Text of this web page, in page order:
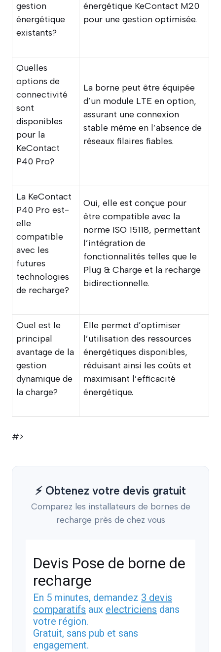
gestion
énergétique
existants?
énergétique KeContact M20
pour une gestion optimisée.
Quelles
options de
connectivité
sont
disponibles
pour la
KeContact
P40 Pro?
La borne peut être équipée
d’un module LTE en option,
assurant une connexion
stable même en l’absence de
réseaux filaires fiables.
La KeContact
P40 Pro est-
elle
compatible
avec les
futures
technologies
de recharge?
Oui, elle est conçue pour
être compatible avec la
norme ISO 15118, permettant
l’intégration de
fonctionnalités telles que le
Plug & Charge et la recharge
bidirectionnelle.
Quel est le
principal
avantage de la
gestion
dynamique de
la charge?
Elle permet d’optimiser
l’utilisation des ressources
énergétiques disponibles,
réduisant ainsi les coûts et
maximisant l’efficacité
énergétique.
#>
⚡ Obtenez votre devis gratuit
Comparez les installateurs de bornes de
recharge près de chez vous
Devis Pose de borne de
recharge
En 5 minutes, demandez 3 devis
comparatifs aux electriciens dans
votre région.
Gratuit, sans pub et sans
engagement.